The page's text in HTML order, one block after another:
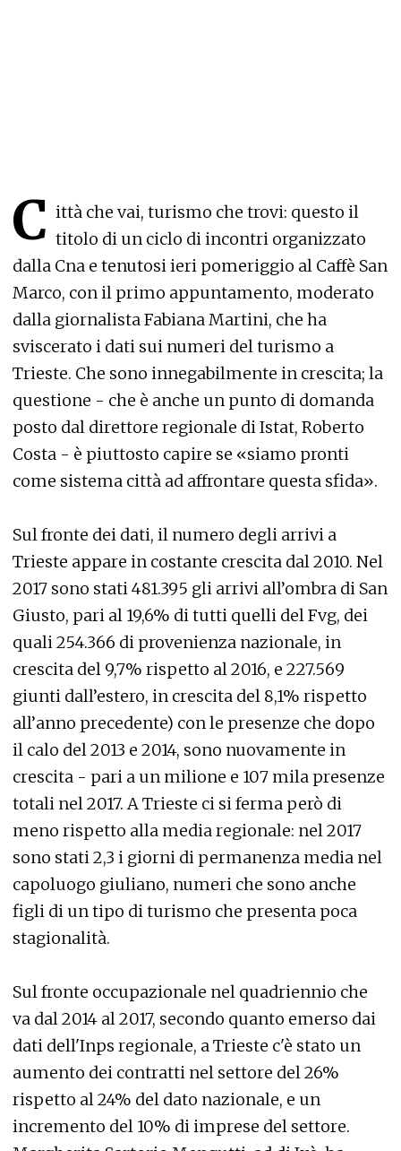
C ittà che vai, turismo che trovi: questo il
titolo di un ciclo di incontri organizzato
dalla Cna e tenutosi ieri pomeriggio al Caffè San
Marco, con il primo appuntamento, moderato
dalla giornalista Fabiana Martini, che ha
sviscerato i dati sui numeri del turismo a
Trieste. Che sono innegabilmente in crescita; la
questione - che è anche un punto di domanda
posto dal direttore regionale di Istat, Roberto
Costa - è piuttosto capire se «siamo pronti
come sistema città ad affrontare questa sfida».
Sul fronte dei dati, il numero degli arrivi a
Trieste appare in costante crescita dal 2010. Nel
2017 sono stati 481.395 gli arrivi all’ombra di San
Giusto, pari al 19,6% di tutti quelli del Fvg, dei
quali 254.366 di provenienza nazionale, in
crescita del 9,7% rispetto al 2016, e 227.569
giunti dall’estero, in crescita del 8,1% rispetto
all’anno precedente) con le presenze che dopo
il calo del 2013 e 2014, sono nuovamente in
crescita - pari a un milione e 107 mila presenze
totali nel 2017. A Trieste ci si ferma però di
meno rispetto alla media regionale: nel 2017
sono stati 2,3 i giorni di permanenza media nel
capoluogo giuliano, numeri che sono anche
figli di un tipo di turismo che presenta poca
stagionalità.
Sul fronte occupazionale nel quadriennio che
va dal 2014 al 2017, secondo quanto emerso dai
dati dell'Inps regionale, a Trieste c'è stato un
aumento dei contratti nel settore del 26%
rispetto al 24% del dato nazionale, e un
incremento del 10% di imprese del settore.